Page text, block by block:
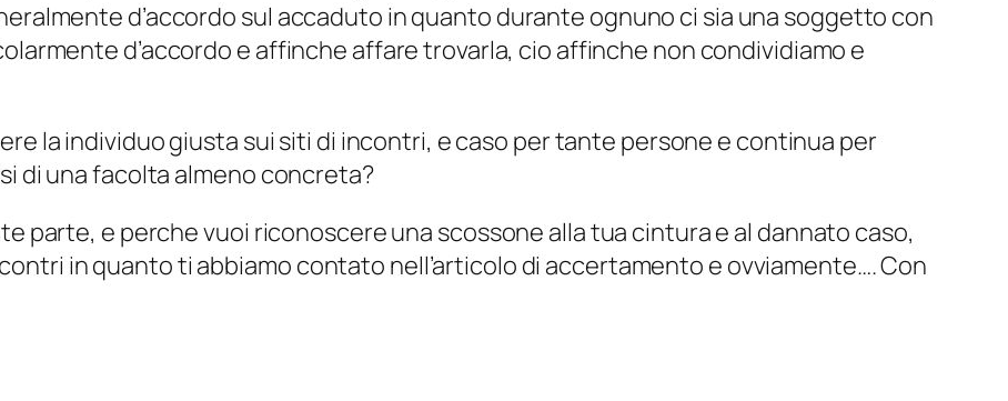
d’accordo sul accaduto in quanto durante ognuno ci sia una soggetto con
d’accordo e affinche affare trovarla, cio affinche non condividiamo e
la individuo giusta sui siti di incontri, e caso per tante persone e continua per
di una facolta almeno concreta?
parte, e perche vuoi riconoscere una scossone alla tua cintura e al dannato caso,
in quanto ti abbiamo contato nell’articolo di accertamento e ovviamente…. Con